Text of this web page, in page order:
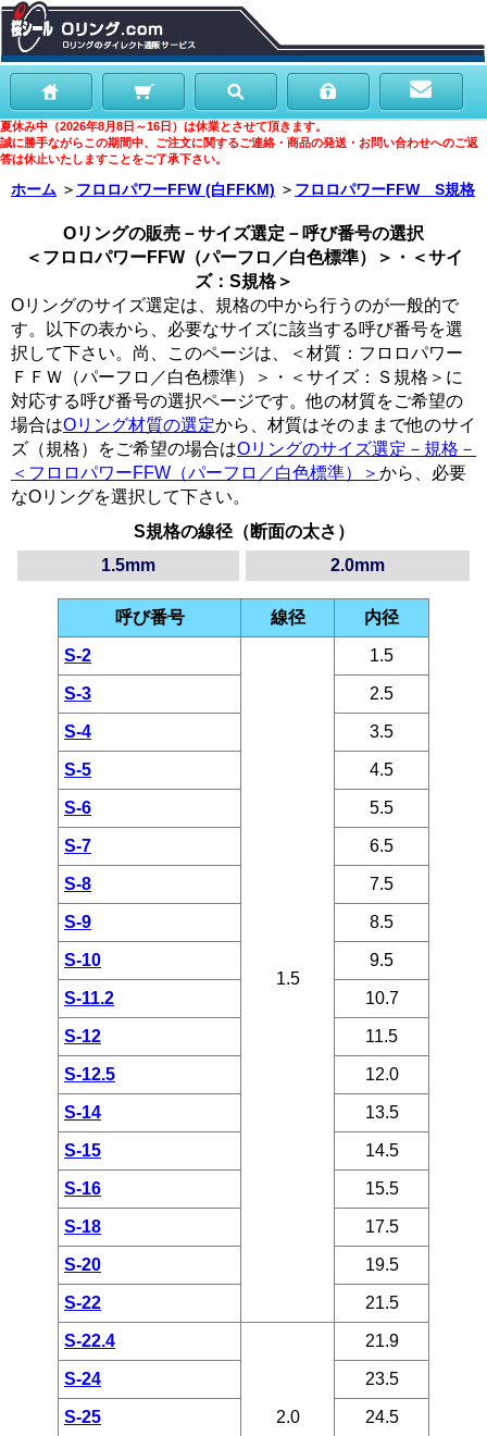
夏休み中（2026年8月8日～16日）は休業とさせて頂きます。
誠に勝手ながらこの期間中、ご注文に関するご連絡・商品の発送・お問い合わせへのご返
答は休止いたしますことをご了承下さい。
ホーム ＞ フロロパワーFFW (白FFKM) ＞ フロロパワーFFW S規格
Oリングの販売－サイズ選定－呼び番号の選択
＜フロロパワーFFW（パーフロ／白色標準）＞・＜サイ
ズ：S規格＞
Oリングのサイズ選定は、規格の中から行うのが一般的で
す。以下の表から、必要なサイズに該当する呼び番号を選
択して下さい。尚、このページは、＜材質：フロロパワー
ＦＦＷ（パーフロ／白色標準）＞・＜サイズ：Ｓ規格＞に
対応する呼び番号の選択ページです。他の材質をご希望の
場合はOリング材質の選定から、材質はそのままで他のサイ
ズ（規格）をご希望の場合はOリングのサイズ選定－規格－
＜フロロパワーFFW（パーフロ／白色標準）＞ から、必要
なOリングを選択して下さい。
S規格の線径（断面の太さ）
1.5mm
2.0mm
呼び番号 線径 内径
S-2
1.5
1.5
S-3 2.5
S-4 3.5
S-5 4.5
S-6 5.5
S-7 6.5
S-8 7.5
S-9 8.5
S-10 9.5
S-11.2 10.7
S-12 11.5
S-12.5 12.0
S-14 13.5
S-15 14.5
S-16 15.5
S-18 17.5
S-20 19.5
S-22 21.5
S-22.4
2.0
21.9
S-24 23.5
S-25 24.5